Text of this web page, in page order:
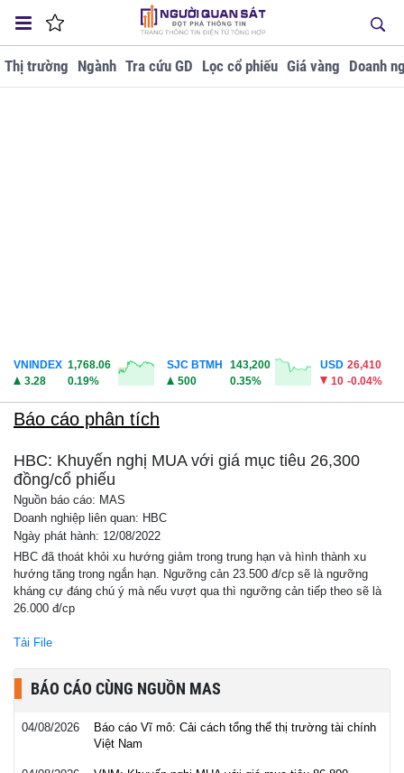
Thị trường Ngành Tra cứu GD Lọc cổ phiếu Giá vàng Doanh
VNINDEX 1,768.06
3.28
0.19%
SJC BTMH
143,200
500
0.35%
USD 26,410
10 -0.04%
Báo cáo phân tích
HBC: Khuyến nghị MUA với giá mục tiêu 26,300
đồng/cổ phiếu
Nguồn báo cáo: MAS
Doanh nghiệp liên quan: HBC
Ngày phát hành: 12/08/2022
HBC đã thoát khỏi xu hướng giảm trong trung hạn và hình thành xu
hướng tăng trong ngắn hạn. Ngưỡng cản 23.500 đ/cp sẽ là ngưỡng
kháng cự đáng chú ý mà nếu vượt qua thì ngưỡng cản tiếp theo sẽ là
26.000 đ/cp
Tải File
BÁO CÁO CÙNG NGUỒN MAS
04/08/2026
Báo cáo Vĩ mô: Cải cách tổng thể thị trường tài chính
Việt Nam